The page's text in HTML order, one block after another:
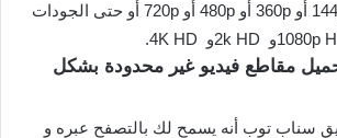
التي تناسبك سواء 144p أو 360p أو 480p أو 720p أو حتى الجودات
مقاطع فيديو غير محدودة بشكل
سناب توب أنه يسمح لك بالتصفح عبره و